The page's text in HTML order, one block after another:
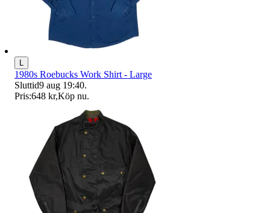
1980s Roebucks Work Shirt - Large
Sluttid9 aug 19:40.
Pris:648 kr,Köp nu.